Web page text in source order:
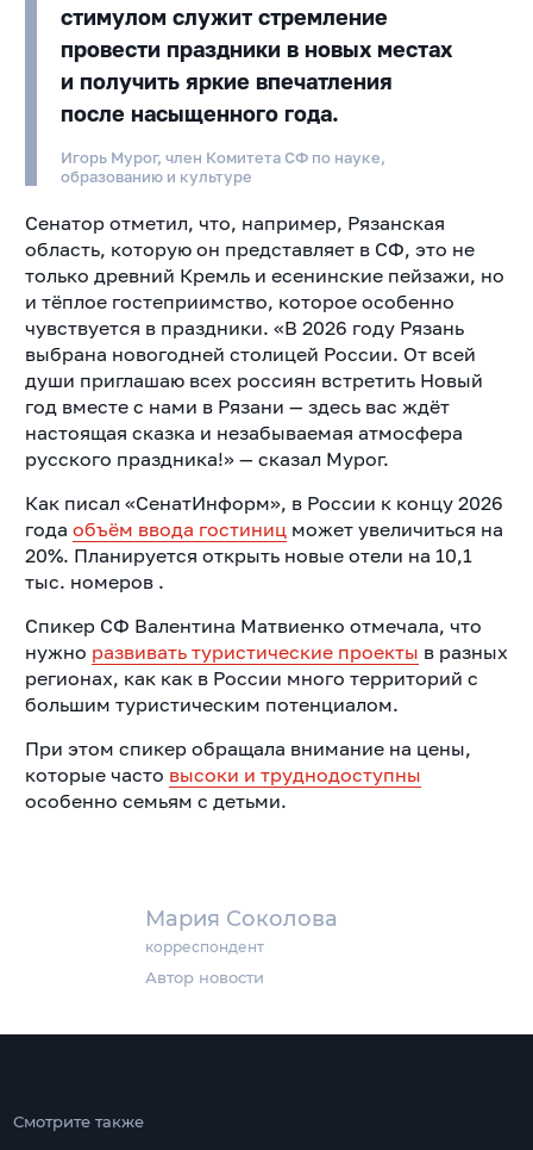
Мария Соколова
корреспондент
Автор новости
стимулом служит стремление
провести праздники в новых местах
и получить яркие впечатления
после насыщенного года.
Игорь Мурог, член Комитета СФ по науке,
образованию и культуре
Сенатор отметил, что, например, Рязанская
область, которую он представляет в СФ, это не
только древний Кремль и есенинские пейзажи, но
и тёплое гостеприимство, которое особенно
чувствуется в праздники. «В 2026 году Рязань
выбрана новогодней столицей России. От всей
души приглашаю всех россиян встретить Новый
год вместе с нами в Рязани — здесь вас ждёт
настоящая сказка и незабываемая атмосфера
русского праздника!» — сказал Мурог.
Как писал «СенатИнформ», в России к концу 2026
года объём ввода гостиницможет увеличиться на
20%. Планируется открыть новые отели на 10,1
тыс. номеров .
Спикер СФ Валентина Матвиенко отмечала, что
нужно развивать туристические проекты в разных
регионах, как как в России много территорий с
большим туристическим потенциалом.
При этом спикер обращала внимание на цены,
которые часто высоки и труднодоступны
особенно семьям с детьми.
Смотрите также